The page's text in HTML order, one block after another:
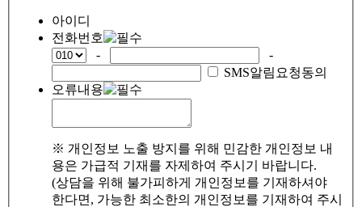
아이디
전화번호
-
-
SMS알림요청동의
오류내용
※ 개인정보 노출 방지를 위해 민감한 개인정보 내
용은 가급적 기재를 자제하여 주시기 바랍니다.
(상담을 위해 불가피하게 개인정보를 기재하셔야
한다면, 가능한 최소한의 개인정보를 기재하여 주시